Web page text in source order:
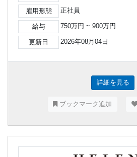
雇用形態 正社員
給与 750万円 ~ 900万円
更新日 2026年08月04日
詳細を見る
ブックマーク追加